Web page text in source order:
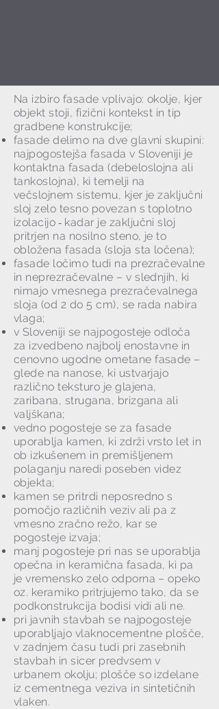
Na izbiro fasade vplivajo: okolje, kjer
objekt stoji, fizični kontekst in tip
gradbene konstrukcije;
fasade delimo na dve glavni skupini:
najpogostejša fasada v Sloveniji je
kontaktna fasada (debeloslojna ali
tankoslojna), ki temelji na
večslojnem sistemu, kjer je zaključni
sloj zelo tesno povezan s toplotno
izolacijo - kadar je zaključni sloj
pritrjen na nosilno steno, je to
obložena fasada (sloja sta ločena);
fasade ločimo tudi na prezračevalne
in neprezračevalne – v slednjih, ki
nimajo vmesnega prezračevalnega
sloja (od 2 do 5 cm), se rada nabira
vlaga;
v Sloveniji se najpogosteje odloča
za izvedbeno najbolj enostavne in
cenovno ugodne ometane fasade –
glede na nanose, ki ustvarjajo
različno teksturo je glajena,
zaribana, strugana, brizgana ali
valjškana;
vedno pogosteje se za fasade
uporablja kamen, ki zdrži vrsto let in
ob izkušenem in premišljenem
polaganju naredi poseben videz
objekta;
kamen se pritrdi neposredno s
pomočjo različnih veziv ali pa z
vmesno zračno režo, kar se
pogosteje izvaja;
manj pogosteje pri nas se uporablja
opečna in keramična fasada, ki pa
je vremensko zelo odporna – opeko
oz. keramiko pritrjujemo tako, da se
podkonstrukcija bodisi vidi ali ne.
pri javnih stavbah se najpogosteje
uporabljajo vlaknocementne plošče,
v zadnjem času tudi pri zasebnih
stavbah in sicer predvsem v
urbanem okolju; plošče so izdelane
iz cementnega veziva in sintetičnih
vlaken.